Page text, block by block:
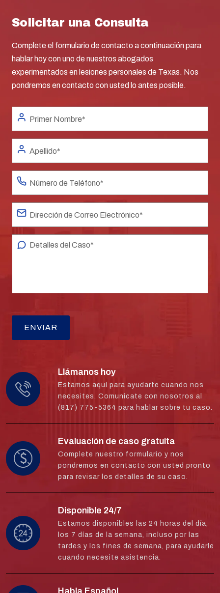
Solicitar una Consulta
Complete el formulario de contacto a continuación para
hablar hoy con uno de nuestros abogados
experimentados en lesiones personales de Texas. Nos
pondremos en contacto con usted lo antes posible.
Llámanos hoy
Estamos aquí para ayudarte cuando nos
necesites. Comunícate con nosotros al
(817) 775-5364 para hablar sobre tu caso.
Evaluación de caso gratuita
Complete nuestro formulario y nos
pondremos en contacto con usted pronto
para revisar los detalles de su caso.
Disponible 24/7
Estamos disponibles las 24 horas del día,
los 7 días de la semana, incluso por las
tardes y los fines de semana, para ayudarle
cuando necesite asistencia.